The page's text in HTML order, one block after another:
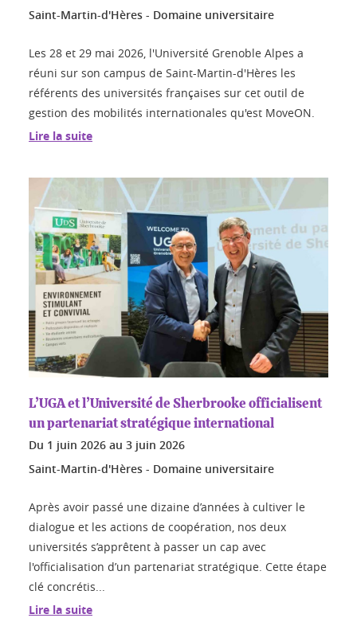
Saint-Martin-d'Hères - Domaine universitaire
Les 28 et 29 mai 2026, l'Université Grenoble Alpes a
réuni sur son campus de Saint-Martin-d'Hères les
référents des universités françaises sur cet outil de
gestion des mobilités internationales qu'est MoveON.
Lire la suite
L’UGA et l’Université de Sherbrooke officialisent
un partenariat stratégique international
Du 1 juin 2026 au 3 juin 2026
Saint-Martin-d'Hères - Domaine universitaire
Après avoir passé une dizaine d’années à cultiver le
dialogue et les actions de coopération, nos deux
universités s’apprêtent à passer un cap avec
l'officialisation d’un partenariat stratégique. Cette étape
clé concrétis...
Lire la suite